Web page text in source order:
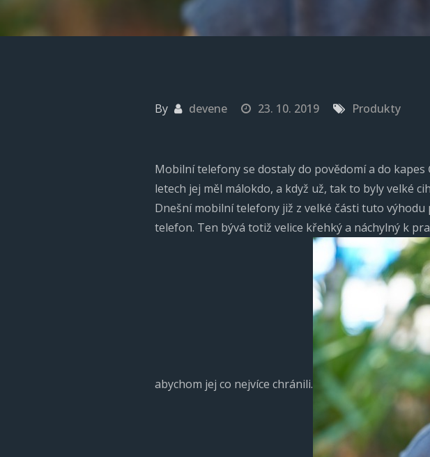
By devene 23. 10. 2019 Produkty
Mobilní telefony se dostaly do povědomí a do kapes
letech jej měl málokdo, a když už, tak to byly velké
Dnešní mobilní telefony již z velké části tuto
telefon. Ten bývá totiž velice křehký a náchylný k
abychom jej co nejvíce chránili.